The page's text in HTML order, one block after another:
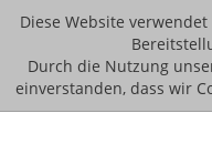
Diese Website
Durch die Nutzung
einverstanden, dass wir